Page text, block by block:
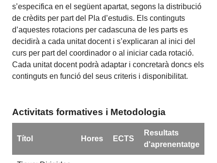
s’especifica en el següent apartat, segons la distribució
de crèdits per part del Pla d’estudis. Els continguts
d’aquestes rotacions per cadascuna de les parts es
decidirà a cada unitat docent i s’explicaran al inici del
curs per part del coordinador o al iniciar cada rotació.
Cada unitat docent podrà adaptar i concretarà doncs els
continguts en funció del seus criteris i disponibilitat.
Activitats formatives i Metodologia
Títol Hores ECTS
Resultats
d'aprenentatge